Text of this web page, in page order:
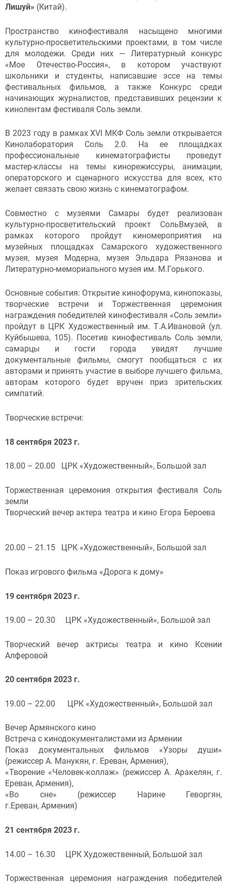
Лишуй» (Китай).
Пространство кинофестиваля насыщено многими
культурно-просветительскими проектами, в том числе
для молодежи. Среди них — Литературный конкурс
«Мое Отечество-Россия», в котором участвуют
школьники и студенты, написавшие эссе на темы
фестивальных фильмов, а также Конкурс среди
начинающих журналистов, представивших рецензии к
кинолентам фестиваля Соль земли.
В 2023 году в рамках XVI МКФ Соль земли открывается
Кинолаборатория Соль 2.0. На ее площадках
профессиональные кинематографисты проведут
мастер-классы на темы кинорежиссуры, анимации,
операторского и сценарного искусства для всех, кто
желает связать свою жизнь с кинематографом.
Совместно с музеями Самары будет реализован
культурно-просветительский проект СольВмузей, в
рамках которого пройдут киномероприятия на
музейных площадках Самарского художественного
музея, музея Модерна, музея Эльдара Рязанова и
Литературно-мемориального музея им. М.Горького.
Основные события: Открытие кинофорума, кинопоказы,
творческие встречи и Торжественная церемония
награждения победителей кинофестиваля «Соль земли»
пройдут в ЦРК Художественный им. Т.А.Ивановой (ул.
Куйбышева, 105). Посетив кинофестиваль Соль земли,
самарцы и гости города увидят лучшие
документальные фильмы, смогут пообщаться с их
авторами и принять участие в выборе лучшего фильма,
авторам которого будет вручен приз зрительских
симпатий.
Творческие встречи:
18 сентября 2023 г.
18.00 – 20.00 ЦРК «Художественный», Большой зал
Торжественная церемония открытия фестиваля Соль
земли
Творческий вечер актера театра и кино Егора Бероева
20.00 – 21.15 ЦРК «Художественный», Большой зал
Показ игрового фильма «Дорога к дому»
19 сентября 2023 г.
19.00 – 20.30 ЦРК «Художественный», Большой зал
Творческий вечер актрисы театра и кино Ксении
Алферовой
20 сентября 2023 г.
19.00 – 22.00 ЦРК «Художественный», Большой зал
Вечер Армянского кино
Встреча с кинодокументалистами из Армении
Показ документальных фильмов «Узоры души»
(режиссер А. Манукян, г. Ереван, Армения),
«Творение «Человек-коллаж» (режиссер А. Аракелян, г.
Ереван, Армения),
«Во сне» (режиссер Нарине Геворгян,
г.Ереван, Армения)
21 сентября 2023 г.
14.00 – 16.30 ЦРК Художественный, Большой зал
Торжественная церемония награждения победителей